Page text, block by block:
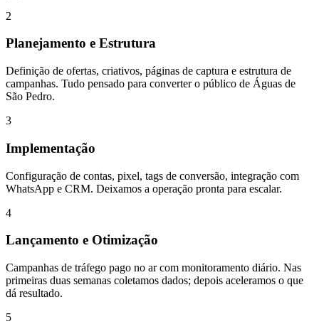
2
Planejamento e Estrutura
Definição de ofertas, criativos, páginas de captura e estrutura de
campanhas. Tudo pensado para converter o público de Águas de
São Pedro.
3
Implementação
Configuração de contas, pixel, tags de conversão, integração com
WhatsApp e CRM. Deixamos a operação pronta para escalar.
4
Lançamento e Otimização
Campanhas de tráfego pago no ar com monitoramento diário. Nas
primeiras duas semanas coletamos dados; depois aceleramos o que
dá resultado.
5